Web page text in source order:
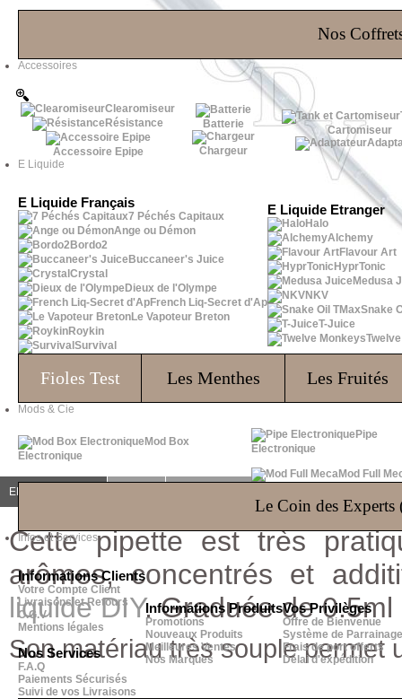
Nos
Accessoires
Clearomiseur
Résistance
Accessoire Epipe
Batterie
Chargeur
Cartomiseur
E Liquide
E Liquide Français
7 Péchés Capitaux
Ange ou Démon
Bordo2
Buccaneer's Juice
Crystal
Dieux de l'Olympe
French Liq-Secret d'Ap
Le Vapoteur Breton
Roykin
Survival
E Liquide Etranger
Halo
Alchemy
Flavour Art
HyprTonic
Medusa
NKV
Snake
T-Juice
Fioles Test Les Menthes Les Fruités
Mods & Cie
Mod Box
Electronique
Pipe
Electronique
Mod Full
Le Coin des Experts
Infos et Services
Informations Clients
Votre Compte Client
Livraisons et Retours
C.G.V
Mentions légales
Nos Services
F.A.Q
Paiements Sécurisés
Suivi de vos Livraisons
Informations Produits
Promotions
Nouveaux Produits
Meilleures Ventes
Nos Marques
Vos Privilèges
Offre de Bienvenue
Système de Parrainage
Frais de port offerts
Délai d'expédition
EN SAVOIR PLUS
Cette pipette est très
arômes, concentrés et
liquide DIY. Graduée de
Son matériau très souple permet